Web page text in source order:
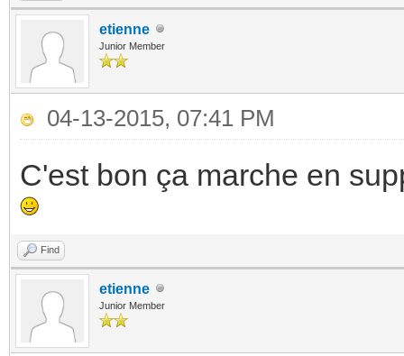
etienne
Junior Member
04-13-2015, 07:41 PM
C'est bon ça marche en
Find
etienne
Junior Member